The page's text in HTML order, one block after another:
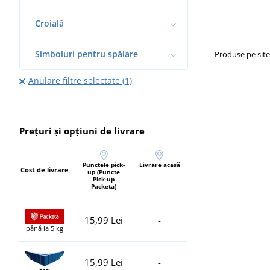
Croială
Simboluri pentru spălare
Anulare filtre selectate (1)
Prețuri și opțiuni de livrare
Cost de livrare
Punctele pick-
up (Puncte
Pick-up
Packeta)
Livrare acasă
până la 5 kg
15,99 Lei -
15,99 Lei -
Produse pe